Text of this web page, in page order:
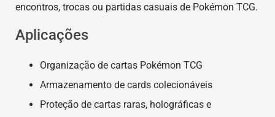
encontros, trocas ou partidas casuais de Pokémon TCG.
Aplicações
Organização de cartas Pokémon TCG
Armazenamento de cards colecionáveis
Proteção de cartas raras, holográficas e